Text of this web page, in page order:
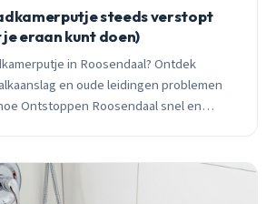
steeds verstopt
eraan kunt doen)
in Roosendaal? Ontdek
en oude leidingen problemen
Ontstoppen Roosendaal snel en